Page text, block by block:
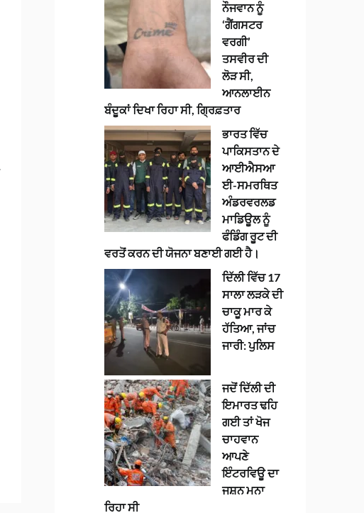
ਨੌਜਵਾਨ ਨੂੰ
‘ਗੈਂਗਸਟਰ
ਵਰਗੀ’
ਤਸਵੀਰ ਦੀ
ਲੋੜ ਸੀ,
ਆਨਲਾਈਨ
ਬੰਦੂਕਾਂ ਦਿਖਾ ਰਿਹਾ ਸੀ, ਗ੍ਰਿਫ਼ਤਾਰ
ਭਾਰਤ ਵਿੱਚ
ਪਾਕਿਸਤਾਨ ਦੇ
ਆਈਐਸਆ
ਈ-ਸਮਰਥਿਤ
ਅੰਡਰਵਰਲਡ
ਮਾਡਿਊਲ ਨੂੰ
ਫੰਡਿੰਗ ਰੂਟ ਦੀ
ਵਰਤੋਂ ਕਰਨ ਦੀ ਯੋਜਨਾ ਬਣਾਈ ਗਈ ਹੈ।
ਦਿੱਲੀ ਵਿੱਚ 17
ਸਾਲਾ ਲੜਕੇ ਦੀ
ਚਾਕੂ ਮਾਰ ਕੇ
ਹੱਤਿਆ, ਜਾਂਚ
ਜਾਰੀ: ਪੁਲਿਸ
ਜਦੋਂ ਦਿੱਲੀ ਦੀ
ਇਮਾਰਤ ਢਹਿ
ਗਈ ਤਾਂ ਖੋਜ
ਚਾਹਵਾਨ
ਆਪਣੇ
ਇੰਟਰਵਿਊ ਦਾ
ਜਸ਼ਨ ਮਨਾ
ਰਿਹਾ ਸੀ